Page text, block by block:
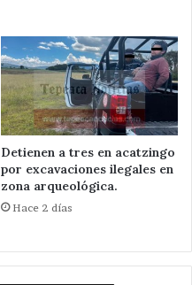
Detienen a tres en acatzingo
por excavaciones ilegales en
zona arqueológica.
Hace 2 días